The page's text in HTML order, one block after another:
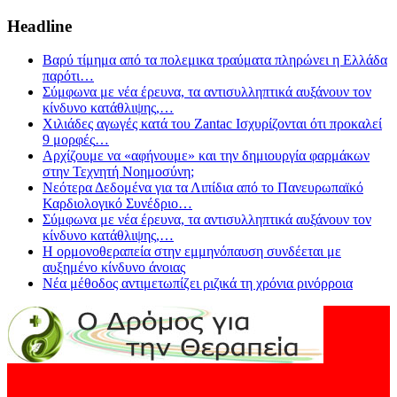
Headline
Βαρύ τίμημα από τα πολεμικα τραύματα πληρώνει η Ελλάδα
παρότι…
Σύμφωνα με νέα έρευνα, τα αντισυλληπτικά αυξάνουν τον
κίνδυνο κατάθλιψης,…
Χιλιάδες αγωγές κατά του Zantac Ισχυρίζονται ότι προκαλεί
9 μορφές…
Αρχίζουμε να «αφήνουμε» και την δημιουργία φαρμάκων
στην Τεχνητή Νοημοσύνη;
Νεότερα Δεδομένα για τα Λιπίδια από το Πανευρωπαϊκό
Καρδιολογικό Συνέδριο…
Σύμφωνα με νέα έρευνα, τα αντισυλληπτικά αυξάνουν τον
κίνδυνο κατάθλιψης,…
Η ορμονοθεραπεία στην εμμηνόπαυση συνδέεται με
αυξημένο κίνδυνο άνοιας
Νέα μέθοδος αντιμετωπίζει ριζικά τη χρόνια ρινόρροια